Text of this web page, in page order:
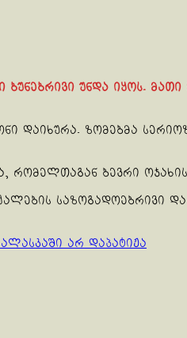
უნდა იყოს.
დაიხურა. ზომებმა
რომელთაგან ბევრი
საზოგადოებრივი
არ დაპატიჟა